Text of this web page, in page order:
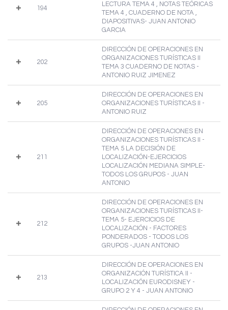
194
LECTURA TEMA 4 , NOTAS TEÓRICAS
TEMA 4 , CUADERNO DE NOTA ,
DIAPOSITIVAS- JUAN ANTONIO
GARCIA
202
DIRECCIÓN DE OPERACIONES EN
ORGANIZACIONES TURÍSTICAS II
TEMA 3 CUADERNO DE NOTAS -
ANTONIO RUIZ JIMENEZ
205
DIRECCIÓN DE OPERACIONES EN
ORGANIZACIONES TURÍSTICAS II -
ANTONIO RUIZ
211
DIRECCIÓN DE OPERACIONES EN
ORGANIZACIONES TURÍSTICAS II -
TEMA 5 LA DECISIÓN DE
LOCALIZACIÓN-EJERCICIOS
LOCALIZACIÓN MEDIANA SIMPLE-
TODOS LOS GRUPOS - JUAN
ANTONIO
212
DIRECCIÓN DE OPERACIONES EN
ORGANIZACIONES TURÍSTICAS II-
TEMA 5- EJERCICIOS DE
LOCALIZACIÓN - FACTORES
PONDERADOS - TODOS LOS
GRUPOS -JUAN ANTONIO
213
DIRECCIÓN DE OPERACIONES EN
ORGANIZACIÓN TURÍSTICA II -
LOCALIZACIÓN EURODISNEY -
GRUPO 2 Y 4 - JUAN ANTONIO